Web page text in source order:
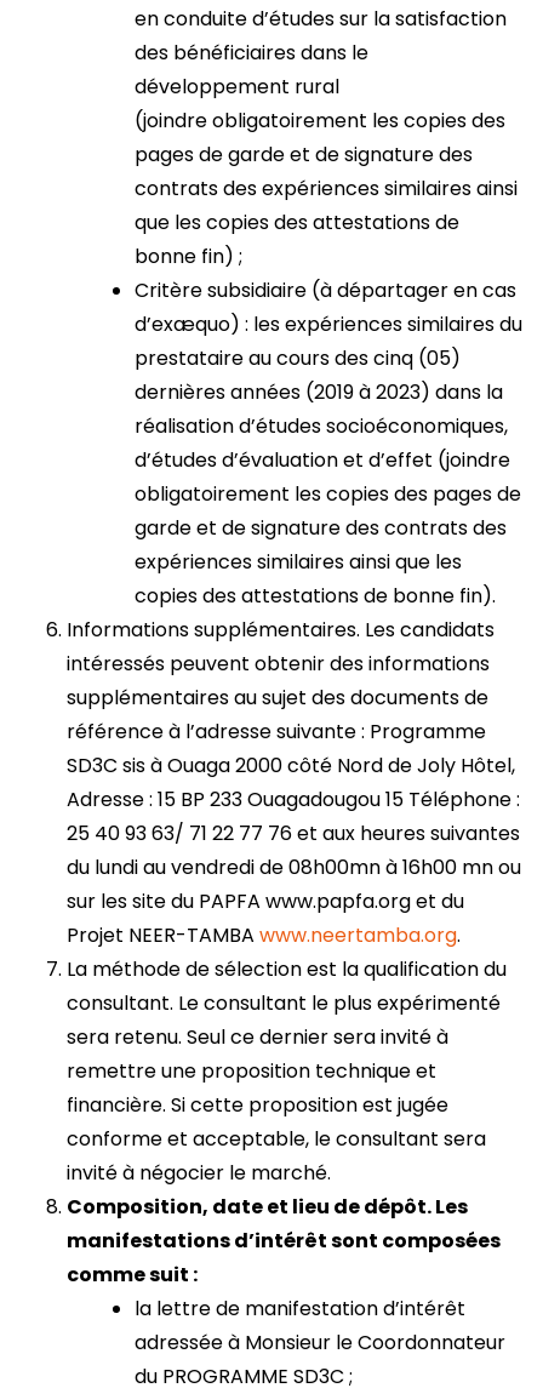
en conduite d’études sur la satisfaction
des bénéficiaires dans le
développement rural
(joindre obligatoirement les copies des
pages de garde et de signature des
contrats des expériences similaires ainsi
que les copies des attestations de
bonne fin) ;
Critère subsidiaire (à départager en cas
d’exæquo) : les expériences similaires du
prestataire au cours des cinq (05)
dernières années (2019 à 2023) dans la
réalisation d’études socioéconomiques,
d’études d’évaluation et d’effet (joindre
obligatoirement les copies des pages de
garde et de signature des contrats des
expériences similaires ainsi que les
copies des attestations de bonne fin).
Informations supplémentaires. Les candidats
intéressés peuvent obtenir des informations
supplémentaires au sujet des documents de
référence à l’adresse suivante : Programme
SD3C sis à Ouaga 2000 côté Nord de Joly Hôtel,
Adresse : 15 BP 233 Ouagadougou 15 Téléphone :
25 40 93 63/ 71 22 77 76 et aux heures suivantes
du lundi au vendredi de 08h00mn à 16h00 mn ou
sur les site du PAPFA www.papfa.org et du
Projet NEER-TAMBA www.neertamba.org.
La méthode de sélection est la qualification du
consultant. Le consultant le plus expérimenté
sera retenu. Seul ce dernier sera invité à
remettre une proposition technique et
financière. Si cette proposition est jugée
conforme et acceptable, le consultant sera
invité à négocier le marché.
Composition, date et lieu de dépôt. Les
manifestations d’intérêt sont composées
comme suit :
la lettre de manifestation d’intérêt
adressée à Monsieur le Coordonnateur
du PROGRAMME SD3C ;